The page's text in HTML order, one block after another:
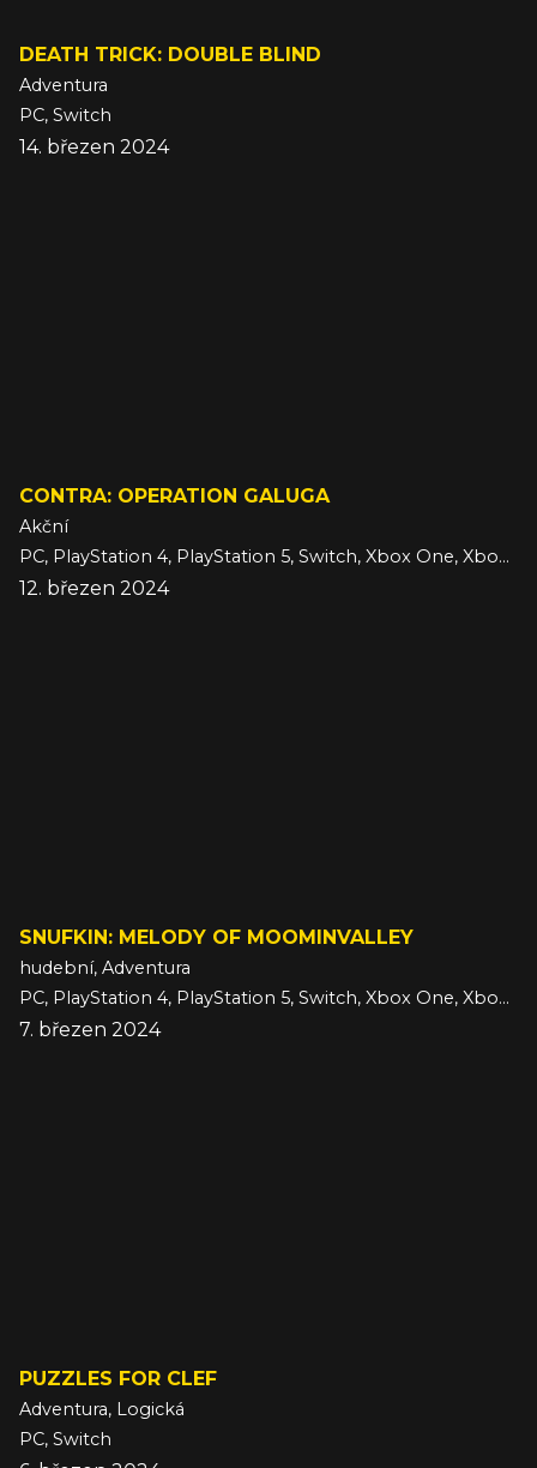
DEATH TRICK: DOUBLE BLIND
Adventura
PC, Switch
14. březen 2024
CONTRA: OPERATION GALUGA
Akční
PC, PlayStation 4, PlayStation 5, Switch, Xbox One, Xbox Series
12. březen 2024
SNUFKIN: MELODY OF MOOMINVALLEY
hudební, Adventura
PC, PlayStation 4, PlayStation 5, Switch, Xbox One, Xbox Series
7. březen 2024
PUZZLES FOR CLEF
Adventura, Logická
PC, Switch